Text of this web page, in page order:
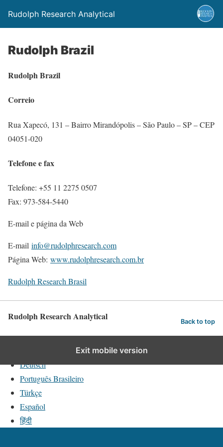
Rudolph Research Analytical
Rudolph Brazil
Rudolph Brazil
Correio
Rua Xapecó, 131 – Bairro Mirandópolis – São Paulo – SP – CEP
04051-020
Telefone e fax
Telefone: +55 11 2275 0507
Fax: 973-584-5440
E-mail e página da Web
E-mail info@rudolphresearch.com
Página Web: www.rudolphresearch.com.br
Rudolph Research Brasil
Rudolph Research Analytical Back to top
Exit mobile version
Deutsch
Português Brasileiro
Türkçe
Español
हिंदी